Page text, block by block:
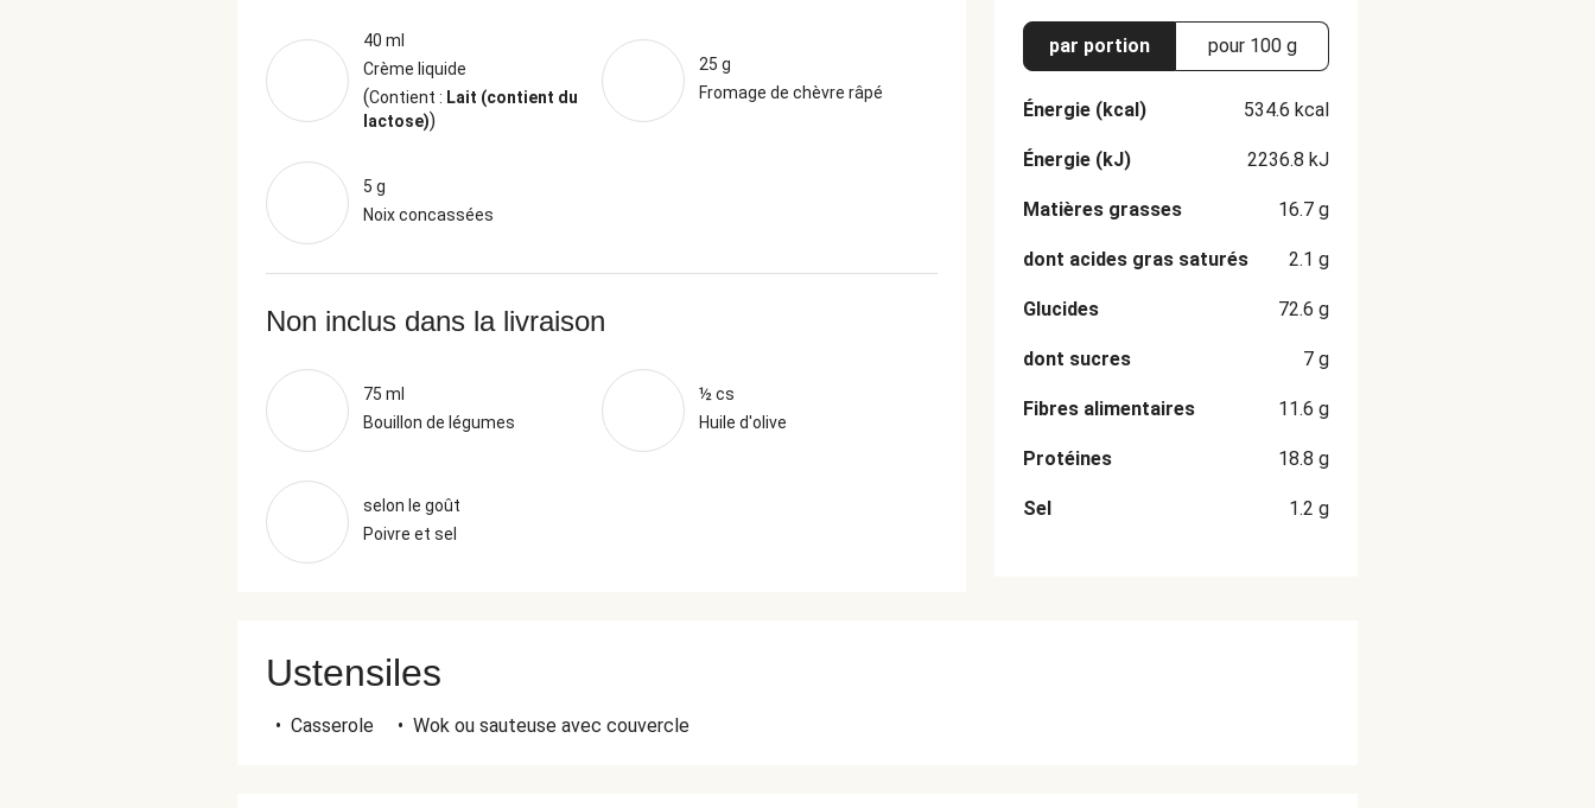
40 ml
Crème liquide
(Contient : Lait (contient du
lactose))
25 g
Fromage de chèvre râpé
5 g
Noix concassées
Non inclus dans la livraison
75 ml
Bouillon de légumes
½ cs
Huile d'olive
selon le goût
Poivre et sel
par portion pour 100 g
Énergie (kcal) 534.6 kcal
Énergie (kJ) 2236.8 kJ
Matières grasses 16.7 g
dont acides gras saturés 2.1 g
Glucides 72.6 g
dont sucres 7 g
Fibres alimentaires 11.6 g
Protéines 18.8 g
Sel 1.2 g
Ustensiles
• Casserole • Wok ou sauteuse avec couvercle